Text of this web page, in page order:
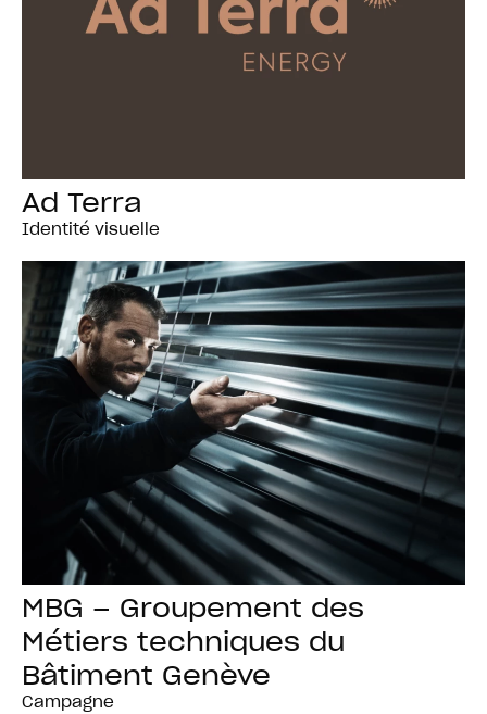
Ad Terra
Identité visuelle
MBG – Groupement des
Métiers techniques du
Bâtiment Genève
Campagne